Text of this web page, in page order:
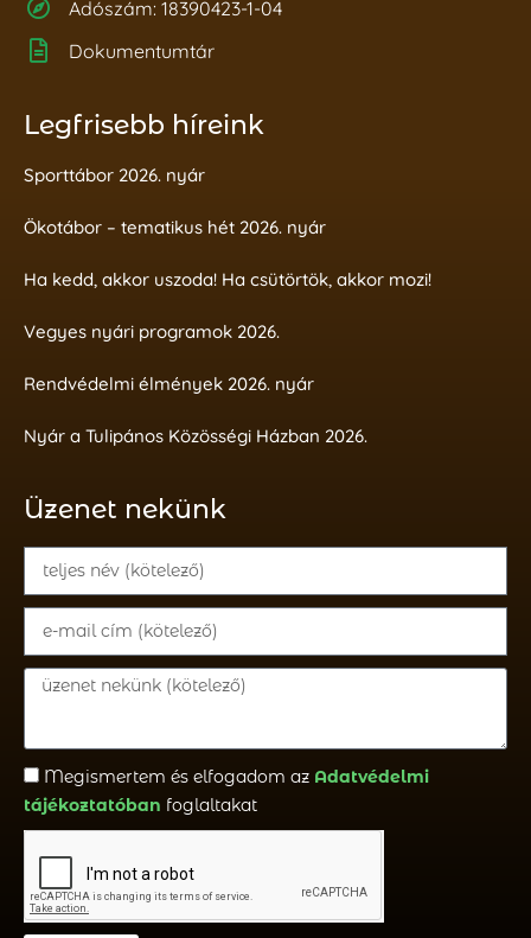
Adószám: 18390423-1-04
Dokumentumtár
Legfrisebb híreink
Sporttábor 2026. nyár
Ökotábor – tematikus hét 2026. nyár
Ha kedd, akkor uszoda! Ha csütörtök, akkor mozi!
Vegyes nyári programok 2026.
Rendvédelmi élmények 2026. nyár
Nyár a Tulipános Közösségi Házban 2026.
Üzenet nekünk
Megismertem és elfogadom az Adatvédelmi
tájékoztatóban foglaltakat